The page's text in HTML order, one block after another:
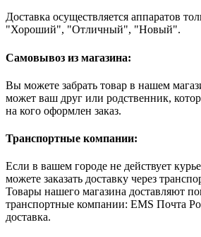
Доставка осуществляется аппаратов
"Хороший", "Отличный", "Новый".
Самовывоз из магазина:
Вы можете забрать товар в нашем
может ваш друг или родственник,
на кого оформлен заказ.
Транспортные компании:
Если в вашем городе не действует
можете заказать доставку через
Товары нашего магазина доставляют
транспортные компании: EMS Почта
доставка.